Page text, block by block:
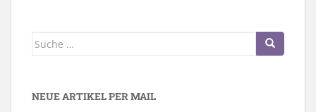
Suche
NEUE ARTIKEL PER MAIL